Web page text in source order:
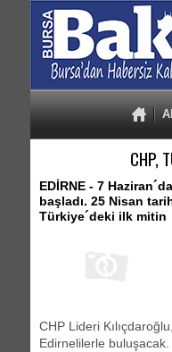
CHP,
EDİRNE - 7
başladı. 25 Nisan
Türkiye´deki ilk mitin
CHP Lideri
Edirnelilerle buluşacak.